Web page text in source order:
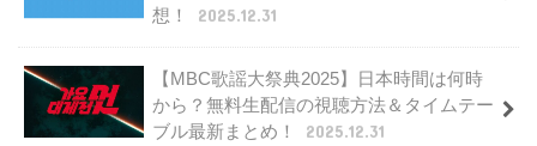
想！
2025.12.31
【MBC歌謡大祭典2025】日本時間は何時
から？無料生配信の視聴方法＆タイムテー
ブル最新まとめ！
2025.12.31